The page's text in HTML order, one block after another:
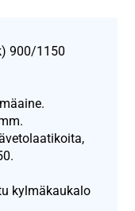
900/1150
kylmäkaukalo